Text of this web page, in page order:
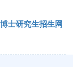
士研究生招生网